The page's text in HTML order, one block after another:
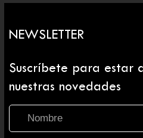
NEWSLETTER
Suscríbete para estar
nuestras novedades